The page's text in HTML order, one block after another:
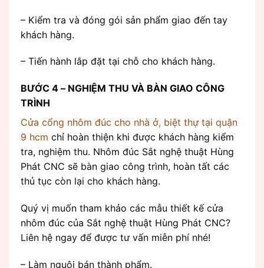
– Kiểm tra và đóng gói sản phẩm giao đến tay
khách hàng.
– Tiến hành lắp đặt tại chỗ cho khách hàng.
BƯỚC 4 – NGHIỆM THU VÀ BÀN GIAO CÔNG
TRÌNH
Cửa cổng nhôm đúc cho nhà ở, biệt thự tại quận
9 hcm chỉ hoàn thiện khi được khách hàng kiểm
tra, nghiệm thu. Nhôm đúc Sắt nghệ thuật Hùng
Phát CNC sẽ bàn giao công trình, hoàn tất các
thủ tục còn lại cho khách hàng.
Quý vị muốn tham khảo các mẫu thiết kế cửa
nhôm đúc của Sắt nghệ thuật Hùng Phát CNC?
Liên hệ ngay để được tư vấn miễn phí nhé!
– Làm nguội bán thành phẩm.